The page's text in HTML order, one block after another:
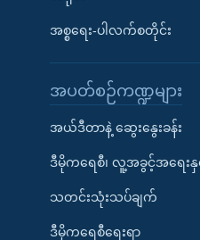
အစ္စရေး-ပါလက်စတိုင်း
အပတ်စဉ်ကဏ္ဍများ
အယ်ဒီတာနဲ့ ဆွေးနွေးခန်း
ဒီမိုကရေစီ၊ လူ့အခွင့်အရေးနှ
သတင်းသုံးသပ်ချက်
ဒီမိုကရေစီရေးရာ